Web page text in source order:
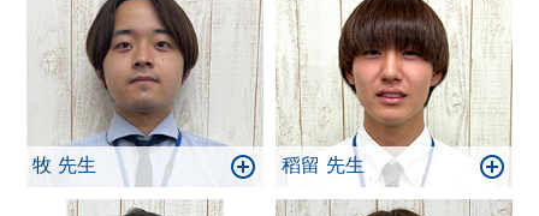
牧 先生 稻留 先生